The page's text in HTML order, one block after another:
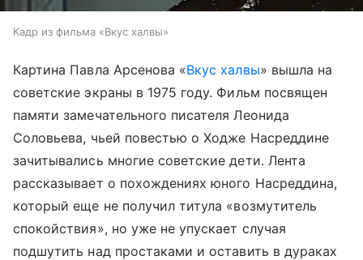
Кадр из фильма «Вкус халвы»
Картина Павла Арсенова «Вкус халвы» вышла на
советские экраны в 1975 году. Фильм посвящен
памяти замечательного писателя Леонида
Соловьева, чьей повестью о Ходже Насреддине
зачитывались многие советские дети. Лента
рассказывает о похождениях юного Насреддина,
который еще не получил титула «возмутитель
спокойствия», но уже не упускает случая
подшутить над простаками и оставить в дураках